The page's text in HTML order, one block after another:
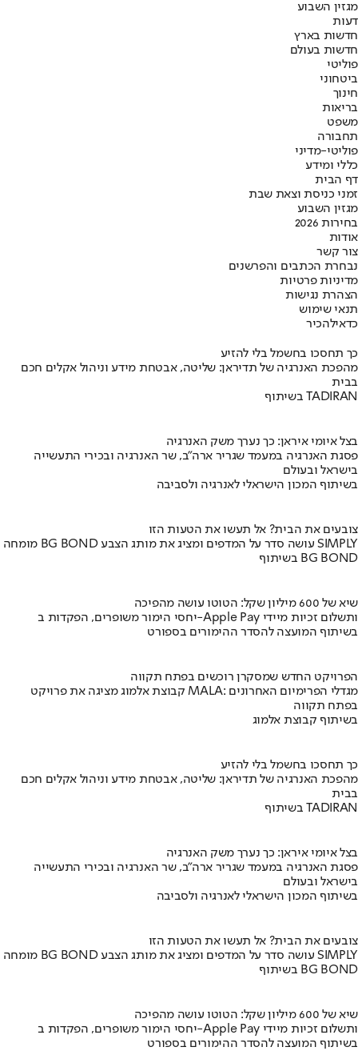
מגזין השבוע
דעות
חדשות בארץ
חדשות בעולם
פוליטי
ביטחוני
חינוך
בריאות
משפט
תחבורה
פוליטי-מדיני
כללי ומידע
דף הבית
זמני כניסת וצאת שבת
מגזין השבוע
בחירות 2026
אודות
צור קשר
נבחרת הכתבים והפרשנים
מדיניות פרטיות
הצהרת נגישות
תנאי שימוש
כדאילהכיר
כך תחסכו בחשמל בלי להזיע
מהפכת האנרגיה של תדיראן: שליטה, אבטחת מידע וניהול אקלים חכם
בבית
בשיתוף TADIRAN
בצל איומי איראן: כך נערך משק האנרגיה
פסגת האנרגיה במעמד שגריר ארה"ב, שר האנרגיה ובכירי התעשייה
בישראל ובעולם
בשיתוף המכון הישראלי לאנרגיה ולסביבה
צובעים את הבית? אל תעשו את הטעות הזו
מומחה BG BOND עושה סדר על המדפים ומציג את מותג הצבע SIMPLY
בשיתוף BG BOND
שיא של 600 מיליון שקל: הטוטו עושה מהפיכה
יחסי הימור משופרים, הפקדות ב-Apple Pay ותשלום זכיות מיידי
בשיתוף המועצה להסדר ההימורים בספורט
הפרויקט החדש שמסקרן רוכשים בפתח תקווה
קבוצת אלמוג מציגה את פרויקט MALA: מגדלי הפרימיום האחרונים
בפתח תקווה
בשיתוף קבוצת אלמוג
כך תחסכו בחשמל בלי להזיע
מהפכת האנרגיה של תדיראן: שליטה, אבטחת מידע וניהול אקלים חכם
בבית
בשיתוף TADIRAN
בצל איומי איראן: כך נערך משק האנרגיה
פסגת האנרגיה במעמד שגריר ארה"ב, שר האנרגיה ובכירי התעשייה
בישראל ובעולם
בשיתוף המכון הישראלי לאנרגיה ולסביבה
צובעים את הבית? אל תעשו את הטעות הזו
מומחה BG BOND עושה סדר על המדפים ומציג את מותג הצבע SIMPLY
בשיתוף BG BOND
שיא של 600 מיליון שקל: הטוטו עושה מהפיכה
יחסי הימור משופרים, הפקדות ב-Apple Pay ותשלום זכיות מיידי
בשיתוף המועצה להסדר ההימורים בספורט